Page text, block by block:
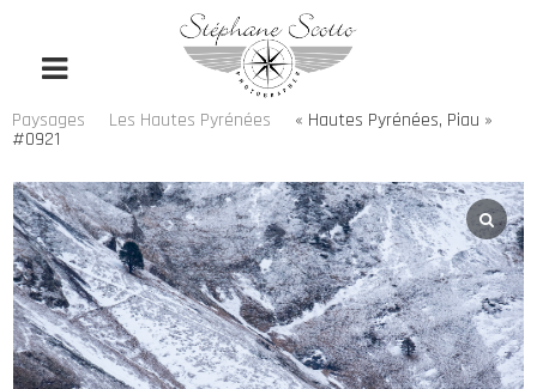
Paysages Les Hautes Pyrénées « Hautes Pyrénées, Piau »
#0921